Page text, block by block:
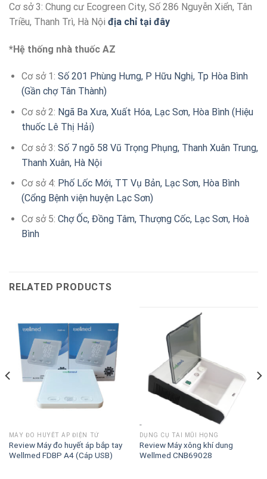
Cơ sở 3: Chung cư Ecogreen City, Số 286 Nguyễn Xiển, Tân
Triều, Thanh Trì, Hà Nội địa chỉ tại đây
*Hệ thống nhà thuốc AZ
Cơ sở 1: Số 201 Phùng Hưng, P Hữu Nghị, Tp Hòa Bình
(Gần chợ Tân Thành)
Cơ sở 2: Ngã Ba Xưa, Xuất Hóa, Lạc Sơn, Hòa Bình (Hiệu
thuốc Lê Thị Hải)
Cơ sở 3: Số 7 ngõ 58 Vũ Trọng Phụng, Thanh Xuân Trung,
Thanh Xuân, Hà Nội
Cơ sở 4: Phố Lốc Mới, TT Vụ Bản, Lạc Sơn, Hòa Bình
(Cổng Bệnh viện huyện Lạc Sơn)
Cơ sở 5: Chợ Ốc, Đồng Tâm, Thượng Cốc, Lạc Sơn, Hoà
Bình
RELATED PRODUCTS
MÁY ĐO HUYẾT ÁP ĐIỆN TỬ
Review Máy đo huyết áp bắp tay
Wellmed FDBP A4 (Cáp USB)
DỤNG CỤ TAI MŨI HỌNG
Review Máy xông khí dung
Wellmed CNB69028